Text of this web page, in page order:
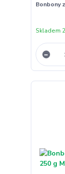
Bonbony
Skladem